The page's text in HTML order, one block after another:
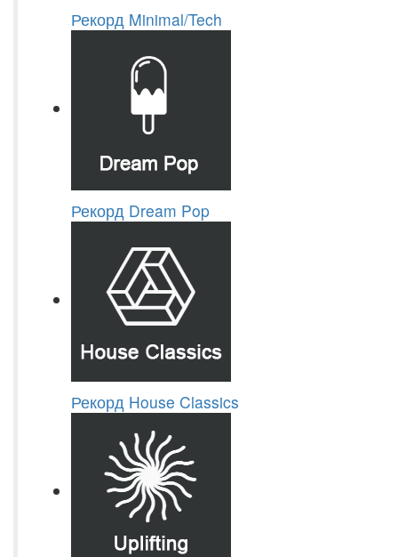
Рекорд Minimal/Tech
Рекорд Dream Pop
Рекорд House Classics